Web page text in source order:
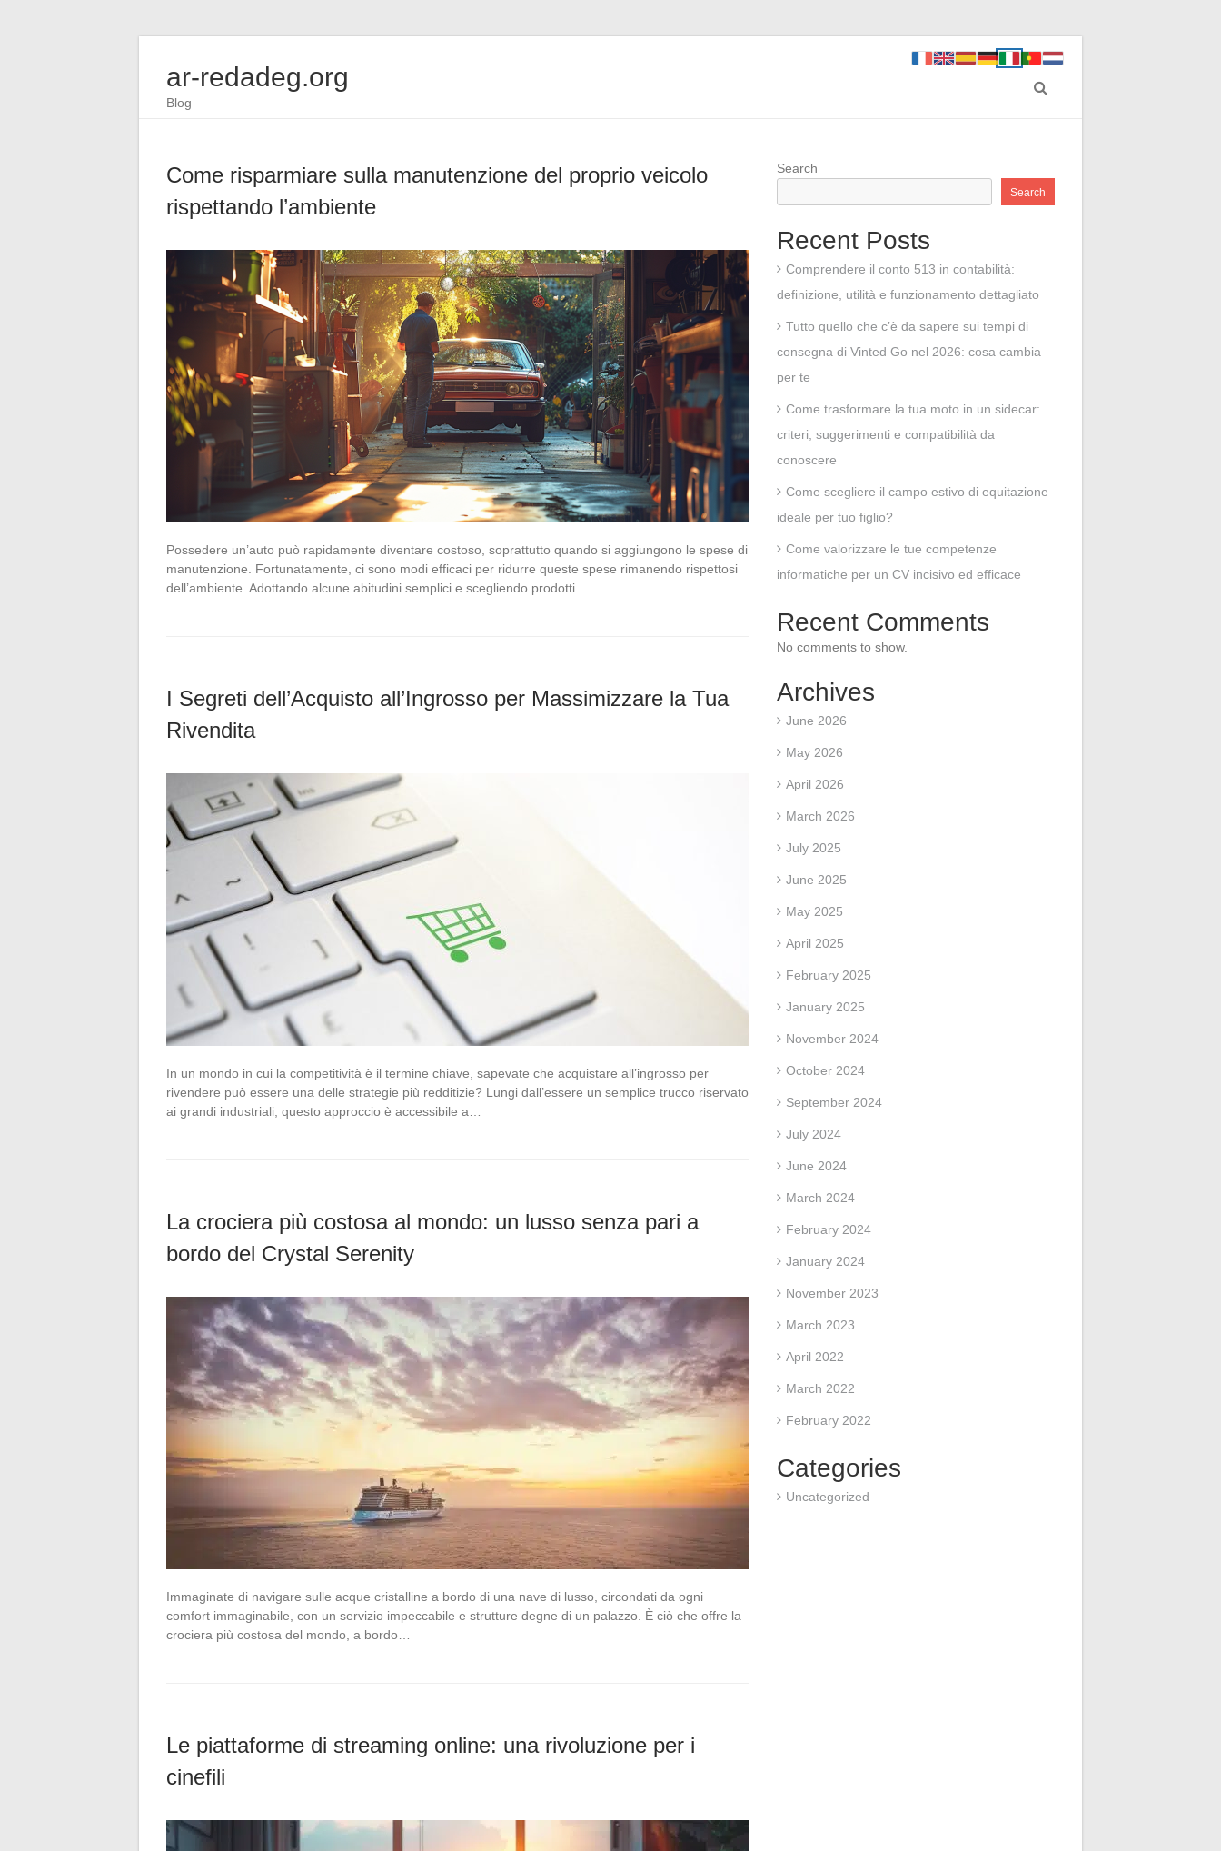
ar-redadeg.org
Blog
Come risparmiare sulla manutenzione del proprio veicolo
rispettando l’ambiente
Possedere un’auto può rapidamente diventare costoso, soprattutto quando si aggiungono le spese di
manutenzione. Fortunatamente, ci sono modi efficaci per ridurre queste spese rimanendo rispettosi
dell’ambiente. Adottando alcune abitudini semplici e scegliendo prodotti…
I Segreti dell’Acquisto all’Ingrosso per Massimizzare la Tua
Rivendita
In un mondo in cui la competitività è il termine chiave, sapevate che acquistare all’ingrosso per
rivendere può essere una delle strategie più redditizie? Lungi dall’essere un semplice trucco riservato
ai grandi industriali, questo approccio è accessibile a…
La crociera più costosa al mondo: un lusso senza pari a
bordo del Crystal Serenity
Immaginate di navigare sulle acque cristalline a bordo di una nave di lusso, circondati da ogni
comfort immaginabile, con un servizio impeccabile e strutture degne di un palazzo. È ciò che offre la
crociera più costosa del mondo, a bordo…
Le piattaforme di streaming online: una rivoluzione per i
cinefili
Search
Search
Recent Posts
Comprendere il conto 513 in contabilità:
definizione, utilità e funzionamento dettagliato
Tutto quello che c’è da sapere sui tempi di
consegna di Vinted Go nel 2026: cosa cambia
per te
Come trasformare la tua moto in un sidecar:
criteri, suggerimenti e compatibilità da
conoscere
Come scegliere il campo estivo di equitazione
ideale per tuo figlio?
Come valorizzare le tue competenze
informatiche per un CV incisivo ed efficace
Recent Comments
No comments to show.
Archives
June 2026
May 2026
April 2026
March 2026
July 2025
June 2025
May 2025
April 2025
February 2025
January 2025
November 2024
October 2024
September 2024
July 2024
June 2024
March 2024
February 2024
January 2024
November 2023
March 2023
April 2022
March 2022
February 2022
Categories
Uncategorized